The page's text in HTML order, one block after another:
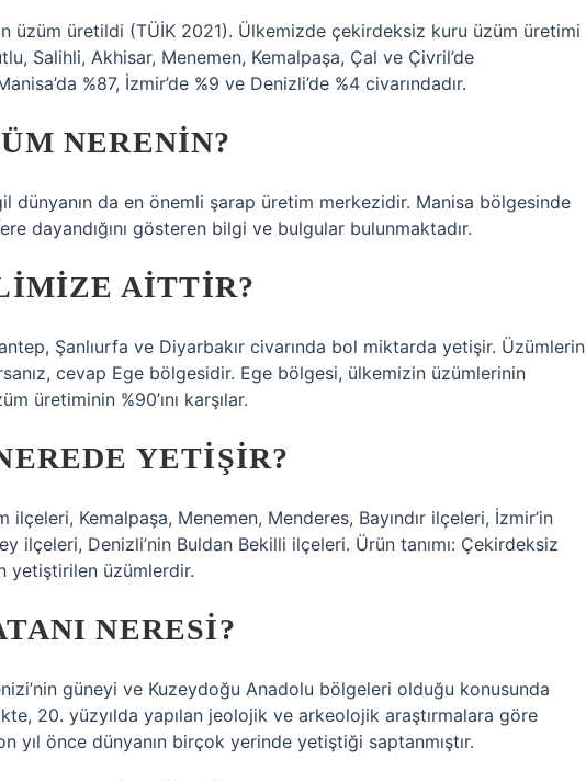
üzüm üretildi (TÜİK 2021). Ülkemizde çekirdeksiz kuru üzüm üretimi
Salihli, Akhisar, Menemen, Kemalpaşa, Çal ve Çivril’de
%87, İzmir’de %9 ve Denizli’de %4 civarındadır.
NERENIN?
dünyanın da en önemli şarap üretim merkezidir. Manisa bölgesinde
dayandığını gösteren bilgi ve bulgular bulunmaktadır.
AITTIR?
Şanlıurfa ve Diyarbakır civarında bol miktarda yetişir. Üzümlerin
cevap Ege bölgesidir. Ege bölgesi, ülkemizin üzümlerinin
üretiminin %90’ını karşılar.
YETIŞIR?
ilçeleri, Kemalpaşa, Menemen, Menderes, Bayındır ilçeleri, İzmir’in
ilçeleri, Denizli’nin Buldan Bekilli ilçeleri. Ürün tanımı: Çekirdeksiz
yetiştirilen üzümlerdir.
NERESI?
güneyi ve Kuzeydoğu Anadolu bölgeleri olduğu konusunda
20. yüzyılda yapılan jeolojik ve arkeolojik araştırmalara göre
yıl önce dünyanın birçok yerinde yetiştiği saptanmıştır.